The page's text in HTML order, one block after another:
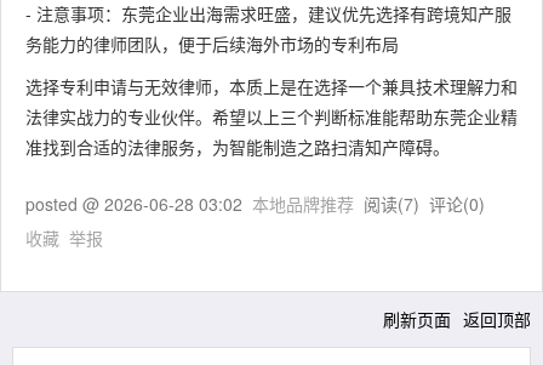
- 注意事项：东莞企业出海需求旺盛，建议优先选择有跨境知产服
务能力的律师团队，便于后续海外市场的专利布局
选择专利申请与无效律师，本质上是在选择一个兼具技术理解力和
法律实战力的专业伙伴。希望以上三个判断标准能帮助东莞企业精
准找到合适的法律服务，为智能制造之路扫清知产障碍。
posted @ 2026-06-28 03:02 本地品牌推荐 阅读(7) 评论(0)
收藏 举报
刷新页面 返回顶部